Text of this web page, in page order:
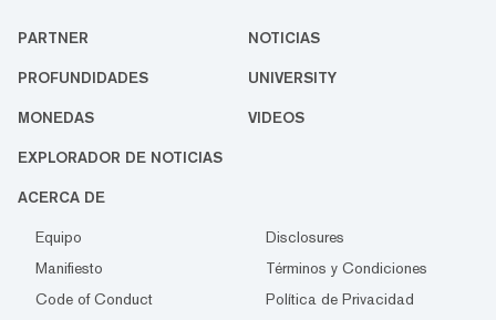
PARTNER NOTICIAS
PROFUNDIDADES UNIVERSITY
MONEDAS VIDEOS
EXPLORADOR DE NOTICIAS
ACERCA DE
Equipo
Disclosures
Manifiesto
Términos y Condiciones
Code of Conduct
Política de Privacidad